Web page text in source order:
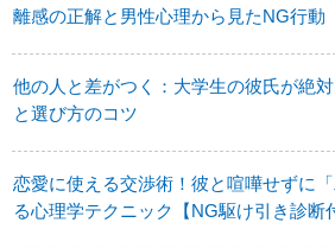
離感の正解と男性心理から見たNG行動
他の人と差がつく：大学生の彼氏が絶
と選び方のコツ
恋愛に使える交渉術！彼と喧嘩せずに
る心理学テクニック【NG駆け引き診断